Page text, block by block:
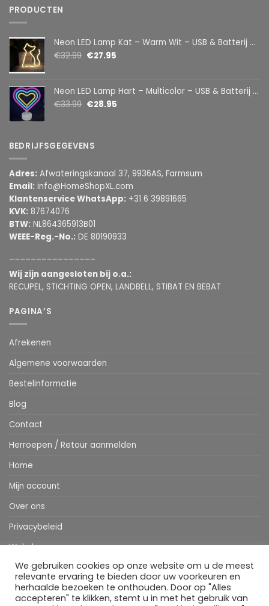
PRODUCTEN
Neon LED Lamp Kat – Warm Wit – USB & Batterij – Decoratieve Tafellamp voor Kinderkamer – 28,5 x 24,5 cm
€32.99 €27.95
Neon LED Lamp Hart – Multicolor – USB & Batterij – Hartvormige Sfeerlamp – Kinderkamer & Slaapkamer – 25,2 x 23 cm
€33.99 €28.95
BEDRIJFSGEGEVENS
Adres: Afwateringskanaal 37, 9936AS, Farmsum
Email: info@HomeShopXL.com
Klantenservice WhatsApp: +31 6 39891665
KVK: 87674076
BTW: NL864365913B01
WEEE-Reg.-No.: DE 80190933
Wij zijn aangesloten bij o.a.:
RECUPEL, STICHTING OPEN, LANDBELL, STIBAT EN BEBAT
PAGINA’S
Afrekenen
Algemene voorwaarden
Bestelinformatie
Blog
Contact
Herroepen / Retour aanmelden
Home
Mijn account
Over ons
Privacybeleid
Webshop
Winkelwagen
We gebruiken cookies op onze website om u de meest
relevante ervaring te bieden door uw voorkeuren en
herhaalde bezoeken te onthouden. Door op "Alles
accepteren" te klikken, stemt u in met het gebruik van